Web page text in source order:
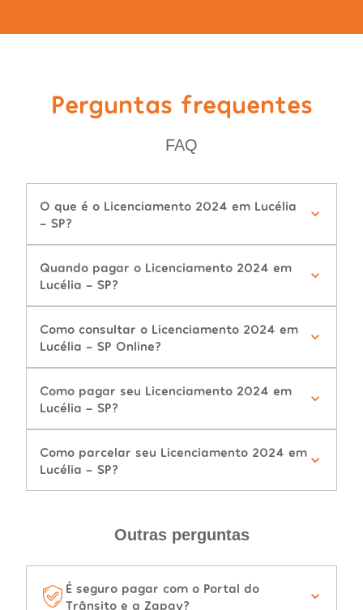
Perguntas frequentes
FAQ
O que é o Licenciamento 2024 em Lucélia
- SP?
Quando pagar o Licenciamento 2024 em
Lucélia - SP?
Como consultar o Licenciamento 2024 em
Lucélia - SP Online?
Como pagar seu Licenciamento 2024 em
Lucélia - SP?
Como parcelar seu Licenciamento 2024 em
Lucélia - SP?
Outras perguntas
É seguro pagar com o Portal do
Trânsito e a Zapay?